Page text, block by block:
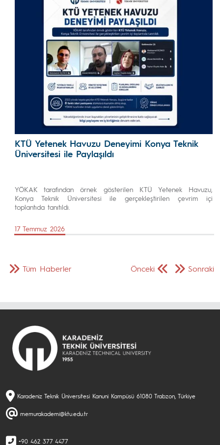
KTÜ Yetenek Havuzu Deneyimi Konya Teknik
Üniversitesi ile Paylaşıldı
YÖKAK tarafından örnek gösterilen KTÜ Yetenek Havuzu,
Konya Teknik Üniversitesi ile gerçekleştirilen çevrim içi
toplantıda tanıtıldı.
17 Temmuz 2026
Önceki Sonraki
Tüm Haberler
Karadeniz Teknik Üniversitesi Kanuni Kampüsü 61080 Trabzon, Türkiye
memurakademi@ktu.edu.tr
+90 462 377 4477